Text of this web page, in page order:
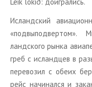
Ис­ланд­ский
«под­вы­под­вер­том».
ланд­ско­го рынка
греб с ис­ланд­цев в
пе­ре­во­зил с обеих
рейс на­чи­нал­ся и